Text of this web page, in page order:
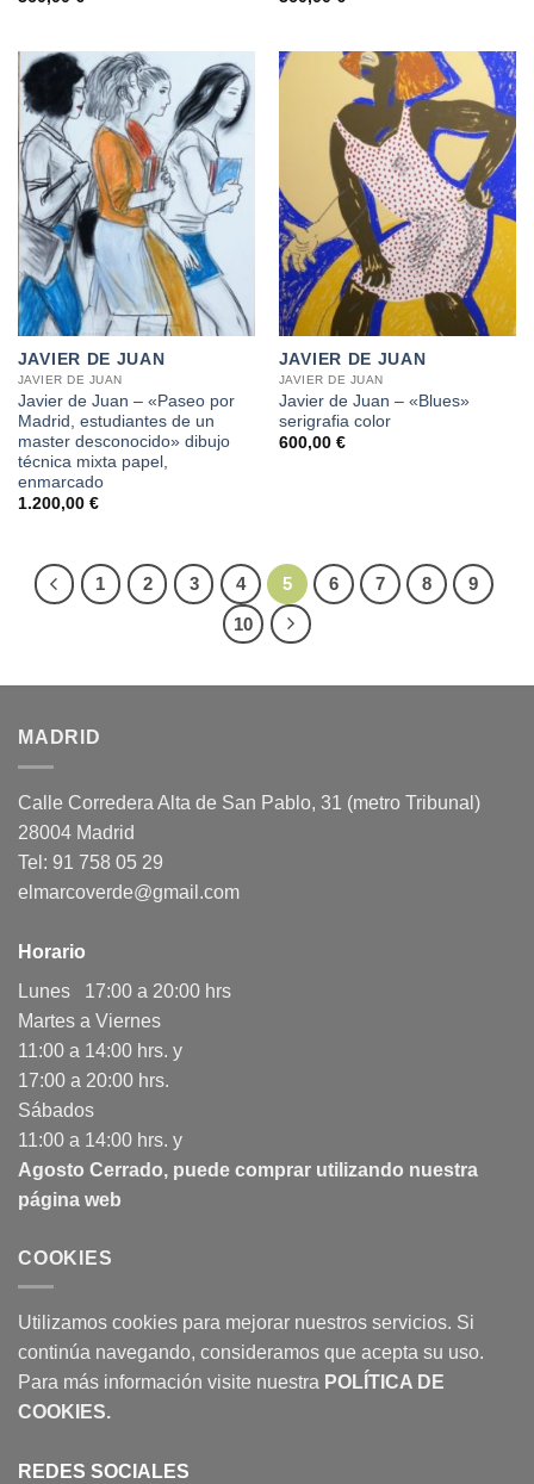
JAVIER DE JUAN
JAVIER DE JUAN
Javier de Juan – «Paseo por
Madrid, estudiantes de un
master desconocido» dibujo
técnica mixta papel,
enmarcado
1.200,00 €
JAVIER DE JUAN
JAVIER DE JUAN
Javier de Juan – «Blues»
serigrafia color
600,00 €
1 2 3 4 5 6 7 8
9
10
MADRID
Calle Corredera Alta de San Pablo, 31 (metro Tribunal)
28004 Madrid
Tel: 91 758 05 29
elmarcoverde@gmail.com
Horario
Lunes 17:00 a 20:00 hrs
Martes a Viernes
11:00 a 14:00 hrs. y
17:00 a 20:00 hrs.
Sábados
11:00 a 14:00 hrs. y
Agosto Cerrado, puede comprar utilizando nuestra
página web
COOKIES
Utilizamos cookies para mejorar nuestros servicios. Si
continúa navegando, consideramos que acepta su uso.
Para más información visite nuestra POLÍTICA DE
COOKIES.
REDES SOCIALES